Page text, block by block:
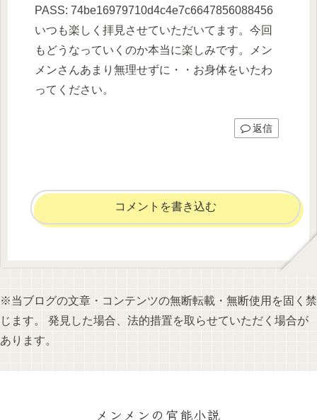
PASS: 74be16979710d4c4e7c6647856088456
いつも楽しく拝見させていただいてます。今回
もどうなっていくのか本当に楽しみです。メン
メンさんあまり無理せずに・・お身体をいたわ
ってください。
返信
コメントを書き込む
※当ブログの文章・コンテンツの無断転載・無断使用を固く禁
じます。 発見した場合、法的措置を取らせていただく場合が
あります。
メンメンの官能小説